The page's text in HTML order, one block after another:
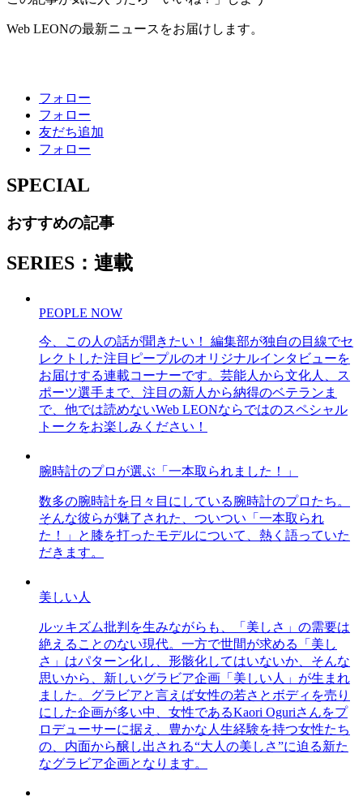
Web LEONの最新ニュースをお届けします。
フォロー
フォロー
友だち追加
フォロー
SPECIAL
おすすめの記事
SERIES：連載
PEOPLE NOW
今、この人の話が聞きたい！ 編集部が独自の目線でセ
レクトした注目ピープルのオリジナルインタビューを
お届けする連載コーナーです。芸能人から文化人、ス
ポーツ選手まで、注目の新人から納得のベテランま
で、他では読めないWeb LEONならではのスペシャル
トークをお楽しみください！
腕時計のプロが選ぶ「一本取られました！」
数多の腕時計を日々目にしている腕時計のプロたち。
そんな彼らが魅了された、ついつい「一本取られ
た！」と膝を打ったモデルについて、熱く語っていた
だきます。
美しい人
ルッキズム批判を生みながらも、「美しさ」の需要は
絶えることのない現代。一方で世間が求める「美し
さ」はパターン化し、形骸化してはいないか、そんな
思いから、新しいグラビア企画「美しい人」が生まれ
ました。グラビアと言えば女性の若さとボディを売り
にした企画が多い中、女性であるKaori Oguriさんをプ
ロデューサーに据え、豊かな人生経験を持つ女性たち
の、内面から醸し出される“大人の美しさ”に迫る新た
なグラビア企画となります。